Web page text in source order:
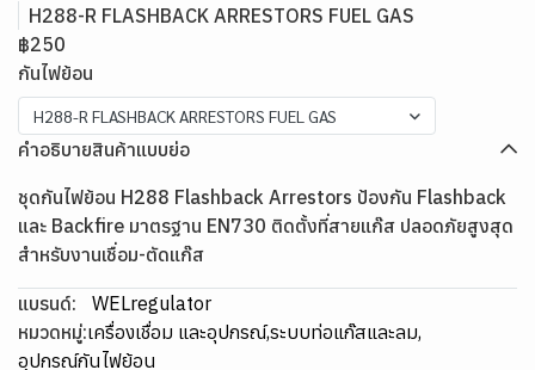
H288-R FLASHBACK ARRESTORS FUEL GAS
฿250
กันไฟย้อน
H288-R FLASHBACK ARRESTORS FUEL GAS
คำอธิบายสินค้าแบบย่อ
ชุดกันไฟย้อน H288 Flashback Arrestors ป้องกัน Flashback
และ Backfire มาตรฐาน EN730 ติดตั้งที่สายแก๊ส ปลอดภัยสูงสุด
สำหรับงานเชื่อม-ตัดแก๊ส
แบรนด์:
WELregulator
หมวดหมู่:เครื่องเชื่อม และอุปกรณ์,ระบบท่อแก๊สและลม,
อุปกรณ์กันไฟย้อน